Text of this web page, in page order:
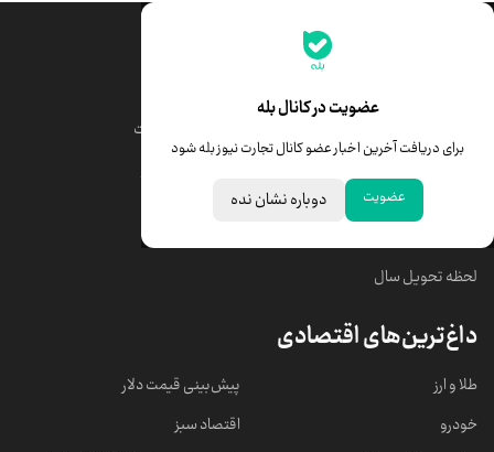
عضویت در کانال بله
برای دریافت آخرین اخبار عضو کانال تجارت نیوز بله شود
عضویت دوباره نشان نده
جدیدترین قیمت‌ها
قیمت درهم امارات
خبرهای مهم
لحظه تحویل سال
داغ‌ترین‌های اقتصادی
طلا و ارز
خودرو
پیش‌بینی قیمت دلار
اقتصاد سبز